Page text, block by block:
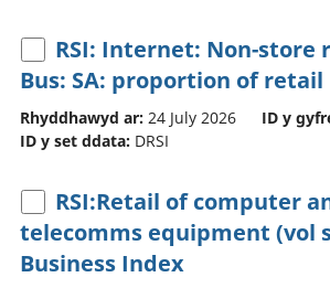
RSI: Internet: Non-store
Bus: SA: proportion of retail
Rhyddhawyd ar: 24 July 2026 ID y
ID y set ddata: DRSI
RSI:Retail of computer
telecomms equipment (vol
Business Index